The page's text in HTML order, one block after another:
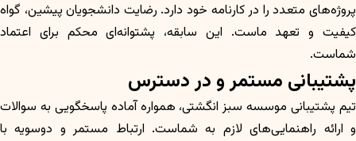
پروژه‌های متعدد را در کارنامه خود دارد. رضایت دانشجویان پیشین، گواه
کیفیت و تعهد ماست. این سابقه، پشتوانه‌ای محکم برای اعتماد
شماست.
پشتیبانی مستمر و در دسترس
تیم پشتیبانی موسسه سبز انگشتی، همواره آماده پاسخگویی به سوالات
و ارائه راهنمایی‌های لازم به شماست. ارتباط مستمر و دوسویه با